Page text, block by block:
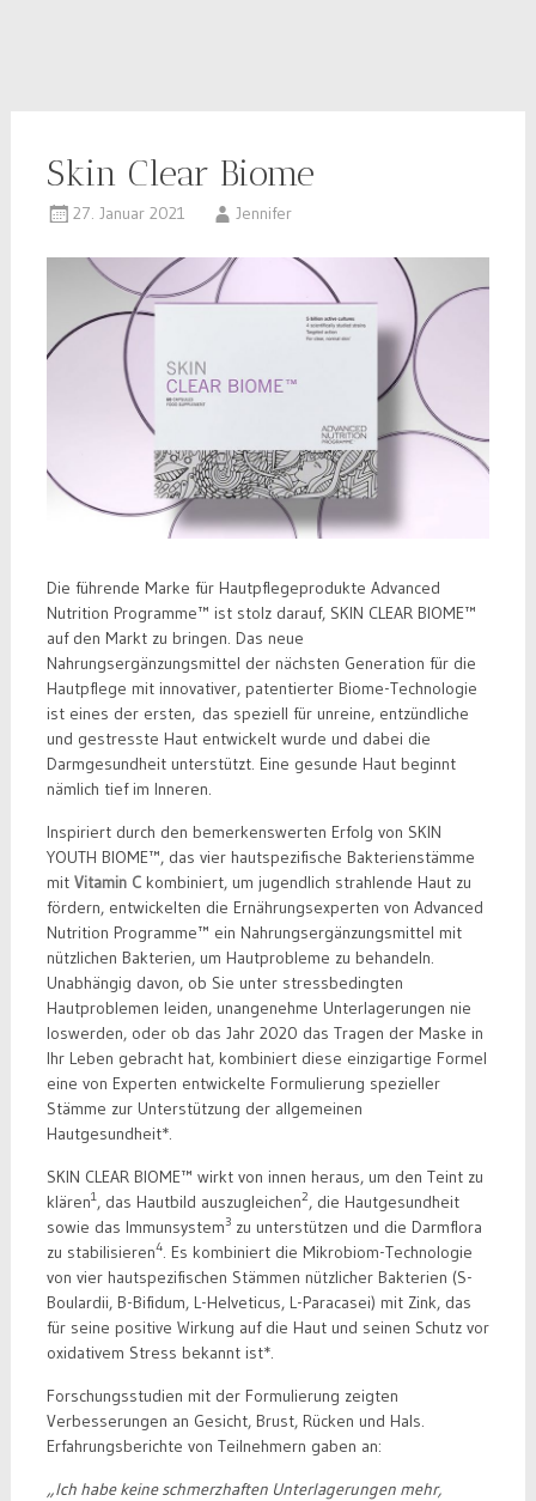
Skin Clear Biome
27. Januar 2021 Jennifer
Die führende Marke für Hautpflegeprodukte Advanced
Nutrition Programme™ ist stolz darauf, SKIN CLEAR BIOME™
auf den Markt zu bringen. Das neue
Nahrungsergänzungsmittel der nächsten Generation für die
Hautpflege mit innovativer, patentierter Biome-Technologie
ist eines der ersten, das speziell für unreine, entzündliche
und gestresste Haut entwickelt wurde und dabei die
Darmgesundheit unterstützt. Eine gesunde Haut beginnt
nämlich tief im Inneren.
Inspiriert durch den bemerkenswerten Erfolg von SKIN
YOUTH BIOME™, das vier hautspezifische Bakterienstämme
mit Vitamin Ckombiniert, um jugendlich strahlende Haut zu
fördern, entwickelten die Ernährungsexperten von Advanced
Nutrition Programme™ ein Nahrungsergänzungsmittel mit
nützlichen Bakterien, um Hautprobleme zu behandeln.
Unabhängig davon, ob Sie unter stressbedingten
Hautproblemen leiden, unangenehme Unterlagerungen nie
loswerden, oder ob das Jahr 2020 das Tragen der Maske in
Ihr Leben gebracht hat, kombiniert diese einzigartige Formel
eine von Experten entwickelte Formulierung spezieller
Stämme zur Unterstützung der allgemeinen
Hautgesundheit*.
SKIN CLEAR BIOME™ wirkt von innen heraus, um den Teint zu
klären1, das Hautbild auszugleichen2, die Hautgesundheit
sowie das Immunsystem3zu unterstützen und die Darmflora
zu stabilisieren4. Es kombiniert die Mikrobiom-Technologie
von vier hautspezifischen Stämmen nützlicher Bakterien (S-
Boulardii, B-Bifidum, L-Helveticus, L-Paracasei) mit Zink, das
für seine positive Wirkung auf die Haut und seinen Schutz vor
oxidativem Stress bekannt ist*.
Forschungsstudien mit der Formulierung zeigten
Verbesserungen an Gesicht, Brust, Rücken und Hals.
Erfahrungsberichte von Teilnehmern gaben an:
„Ich habe keine schmerzhaften Unterlagerungen mehr,